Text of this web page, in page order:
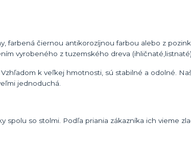
farbená čiernou antikorozíjnou farbou alebo z
vyrobeného z tuzemského dreva (ihličnaté,listnaté).
k veľkej hmotnosti, sú stabilné a odolné.
jednoduchá.
so stolmi. Podľa priania zákazníka ich vieme